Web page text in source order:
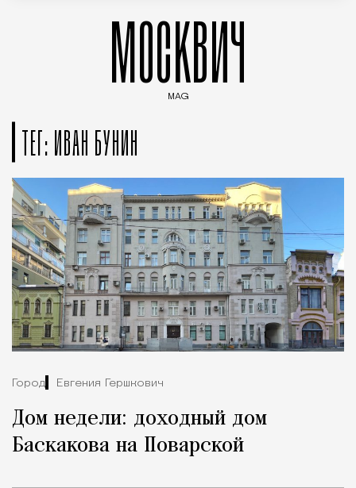
МОСКВИЧ
MAG
ТЕГ: ИВАН БУНИН
Город Евгения Гершкович
Дом недели: доходный дом
Баскакова на Поварской